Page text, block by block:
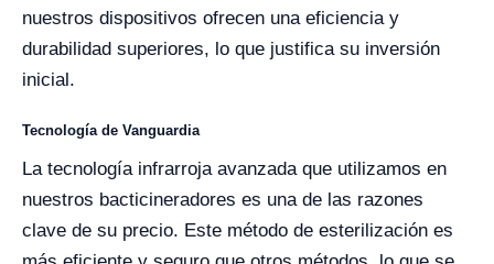
nuestros dispositivos ofrecen una eficiencia y
durabilidad superiores, lo que justifica su inversión
inicial.
Tecnología de Vanguardia
La tecnología infrarroja avanzada que utilizamos en
nuestros bacticineradores es una de las razones
clave de su precio. Este método de esterilización es